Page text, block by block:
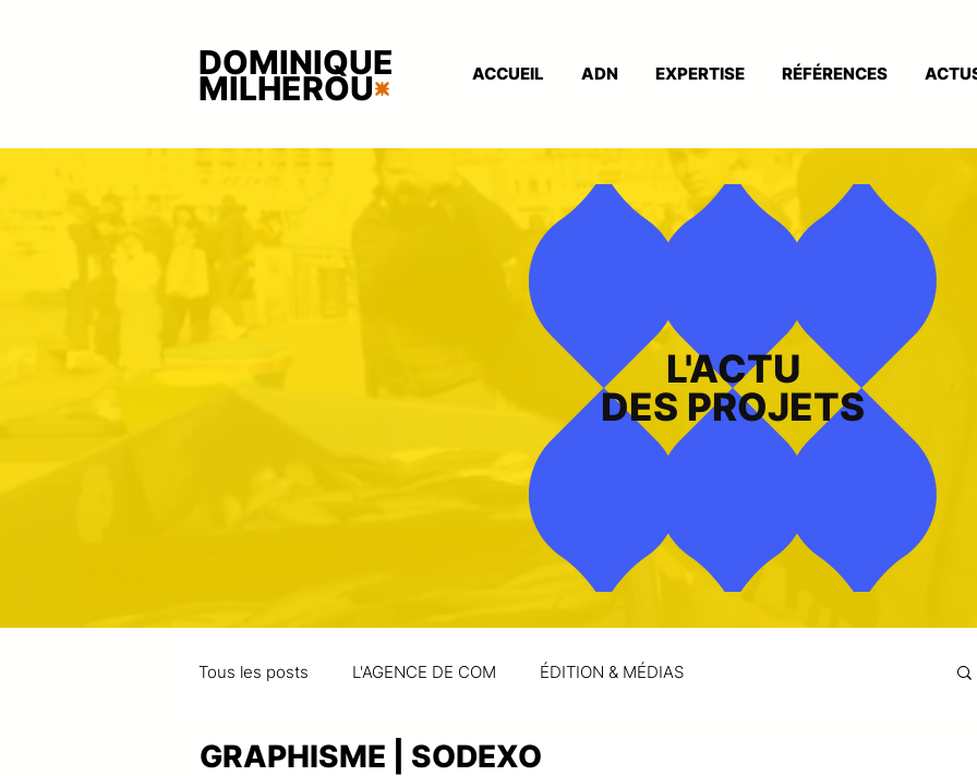
DOMINIQUE
MILHEROU ACCUEIL ADN EXPERTISE RÉFÉRENCES
L'ACTU
DES PROJETS
Tous les posts L'AGENCE DE COM ÉDITION & MÉDIAS
GRAPHISME | SODEXO